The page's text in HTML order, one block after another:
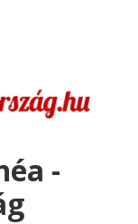
-